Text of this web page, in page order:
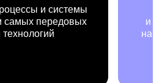
и системы
передовых
и
нашей